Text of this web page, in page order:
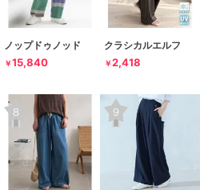
ノップドゥノッド
￥15,840
クラシカルエルフ
￥2,418